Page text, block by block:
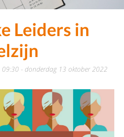
Leiders in